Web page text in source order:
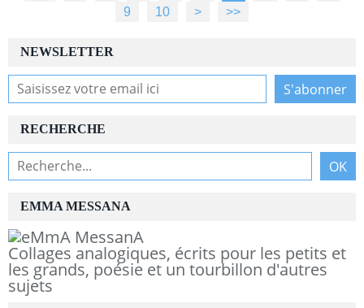
9
10 > >>
NEWSLETTER
RECHERCHE
EMMA MESSANA
Collages analogiques, écrits pour les petits et
les grands, poésie et un tourbillon d'autres
sujets